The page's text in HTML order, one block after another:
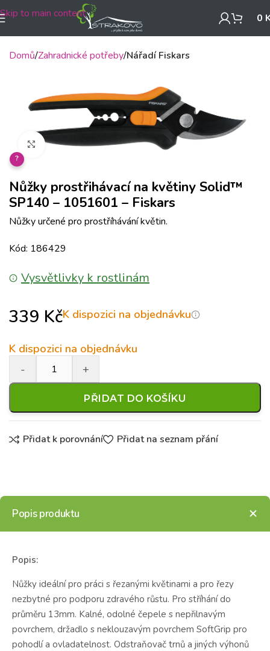
Skip to main content 0
Domů Zahradnické potřeby Nářadí Fiskars
Klikněte pro zvětšení
?
Nůžky prostřihávací na květiny Solid™
SP140 – 1051601 – Fiskars
Nůžky určené pro prostříhávání květin.
Kód: 186429
Vysvětlivky k rostlinám
339 KčK dispozici na objednávku
K dispozici na objednávku
PŘIDAT DO KOŠÍKU
Přidat k porovnání Přidat na seznam přání
Popis produktu
Popis:
Nůžky ideální pro práci s řezanými květinami a pro řezy
nezbytné pro podporu zdravého růstu. Pro stříhání do
průměru 13mm. Kalné, odolné čepele s nepřilnavým
povrchem, držadlo s neklouzavým povrchem SoftGrip pro
pohodlí a ovladatelnost. Odstraňovač trnů a jiných výhonů